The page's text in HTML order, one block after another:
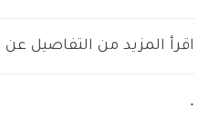
اقرأ المزيد من التفاصيل عن
.